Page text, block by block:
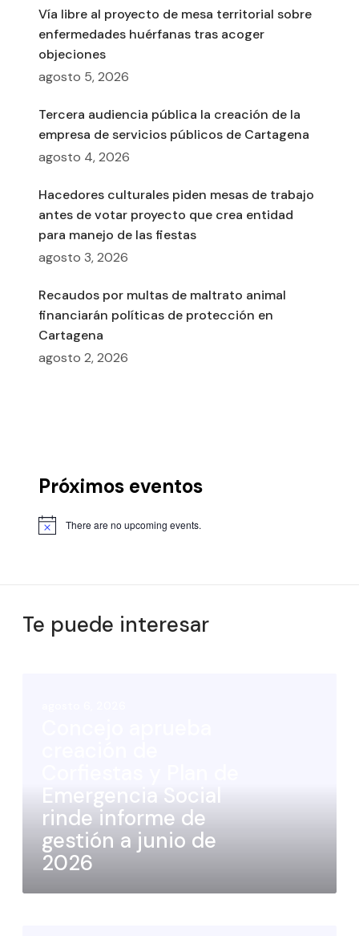
Vía libre al proyecto de mesa territorial sobre
enfermedades huérfanas tras acoger
objeciones
agosto 5, 2026
Tercera audiencia pública la creación de la
empresa de servicios públicos de Cartagena
agosto 4, 2026
Hacedores culturales piden mesas de trabajo
antes de votar proyecto que crea entidad
para manejo de las fiestas
agosto 3, 2026
Recaudos por multas de maltrato animal
financiarán políticas de protección en
Cartagena
agosto 2, 2026
Próximos eventos
There are no upcoming events.
Te puede interesar
Emergencia Social
rinde informe de
gestión a junio de
2026